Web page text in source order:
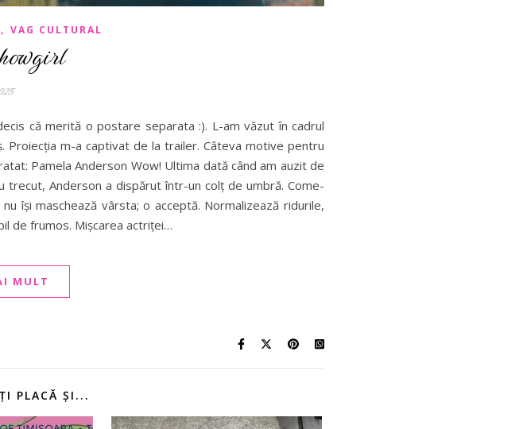
, VAG CULTURAL
că merită o postare separata :). L-am văzut în cadrul
Proiecția m-a captivat de la trailer. Câteva motive pentru
Pamela Anderson Wow! Ultima dată când am auzit de
trecut, Anderson a dispărut într-un colț de umbră. Come-
își maschează vârsta; o acceptă. Normalizează ridurile,
de frumos. Mișcarea actriței…
MULT
PLACĂ ȘI...